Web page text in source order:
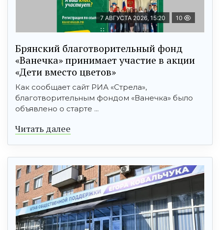
7 АВГУСТА 2026, 15:20 10
Брянский благотворительный фонд
«Ванечка» принимает участие в акции
«Дети вместо цветов»
Как сообщает сайт РИА «Стрела»,
благотворительным фондом «Ванечка» было
объявлено о старте ...
Читать далее